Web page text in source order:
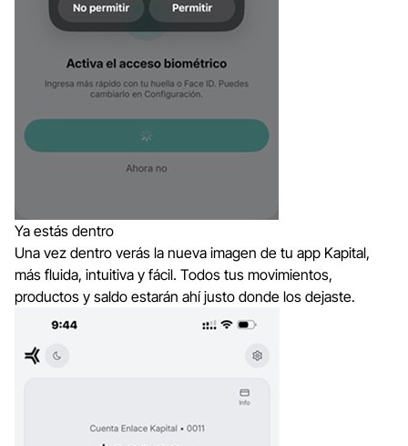
Ya estás dentro
Una vez dentro verás la nueva imagen de tu app Kapital,
más fluida, intuitiva y fácil. Todos tus movimientos,
productos y saldo estarán ahí justo donde los dejaste.